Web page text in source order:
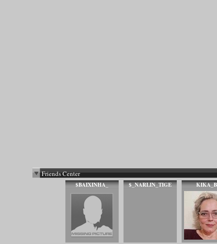
Friends Center
$BAIXINHA_ $_NARLIN_TIGE